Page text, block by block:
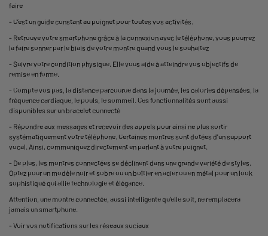
faire
- C’est un guide constant au poignet pour toutes vos activités.
- Retrouve votre smartphone grâce à la connexion avec le téléphone, vous pourrez
la faire sonner par le biais de votre montre quand vous le souhaitez
- Suivre votre condition physique. Elle vous aide à atteindre vos objectifs de
remise en forme.
- Compte vos pas, la distance parcourue dans la journée, les calories dépensées, la
fréquence cardiaque, le pouls, le sommeil. Ces fonctionnalités sont aussi
disponibles sur un bracelet connecté
- Répondre aux messages et recevoir des appels pour ainsi ne plus sortir
systématiquement votre téléphone. Certaines montres sont dotées d'un support
vocal. Ainsi, communiquez directement en parlant à votre poignet.
- De plus, les montres connectées se déclinent dans une grande variété de styles.
Optez pour un modèle noir et sobre ou un boîtier en acier ou en métal pour un look
sophistiqué qui allie technologie et élégance.
Attention, une montre connectée, aussi intelligente qu’elle soit, ne remplacera
jamais un smartphone.
- Voir vos notifications sur les réseaux sociaux